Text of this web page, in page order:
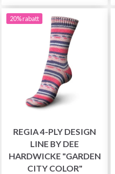
20% rabatt
REGIA 4-PLY DESIGN
LINE BY DEE
HARDWICKE "GARDEN
CITY COLOR"